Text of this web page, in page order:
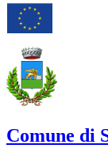
Comune di